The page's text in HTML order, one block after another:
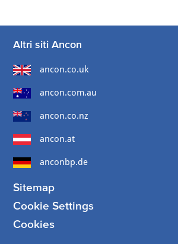
Altri siti Ancon
ancon.co.uk
ancon.com.au
ancon.co.nz
ancon.at
anconbp.de
Sitemap
Cookie Settings
Cookies